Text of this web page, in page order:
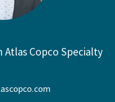
Atlas Copco Specialty